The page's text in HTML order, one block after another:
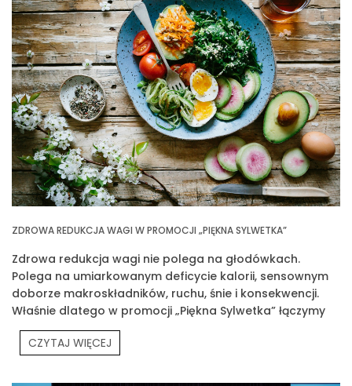
ZDROWA REDUKCJA WAGI W PROMOCJI „PIĘKNA SYLWETKA”
Zdrowa redukcja wagi nie polega na głodówkach.
Polega na umiarkowanym deficycie kalorii, sensownym
doborze makroskładników, ruchu, śnie i konsekwencji.
Właśnie dlatego w promocji „Piękna Sylwetka” łączymy
edukację z praktyką
CZYTAJ WIĘCEJ